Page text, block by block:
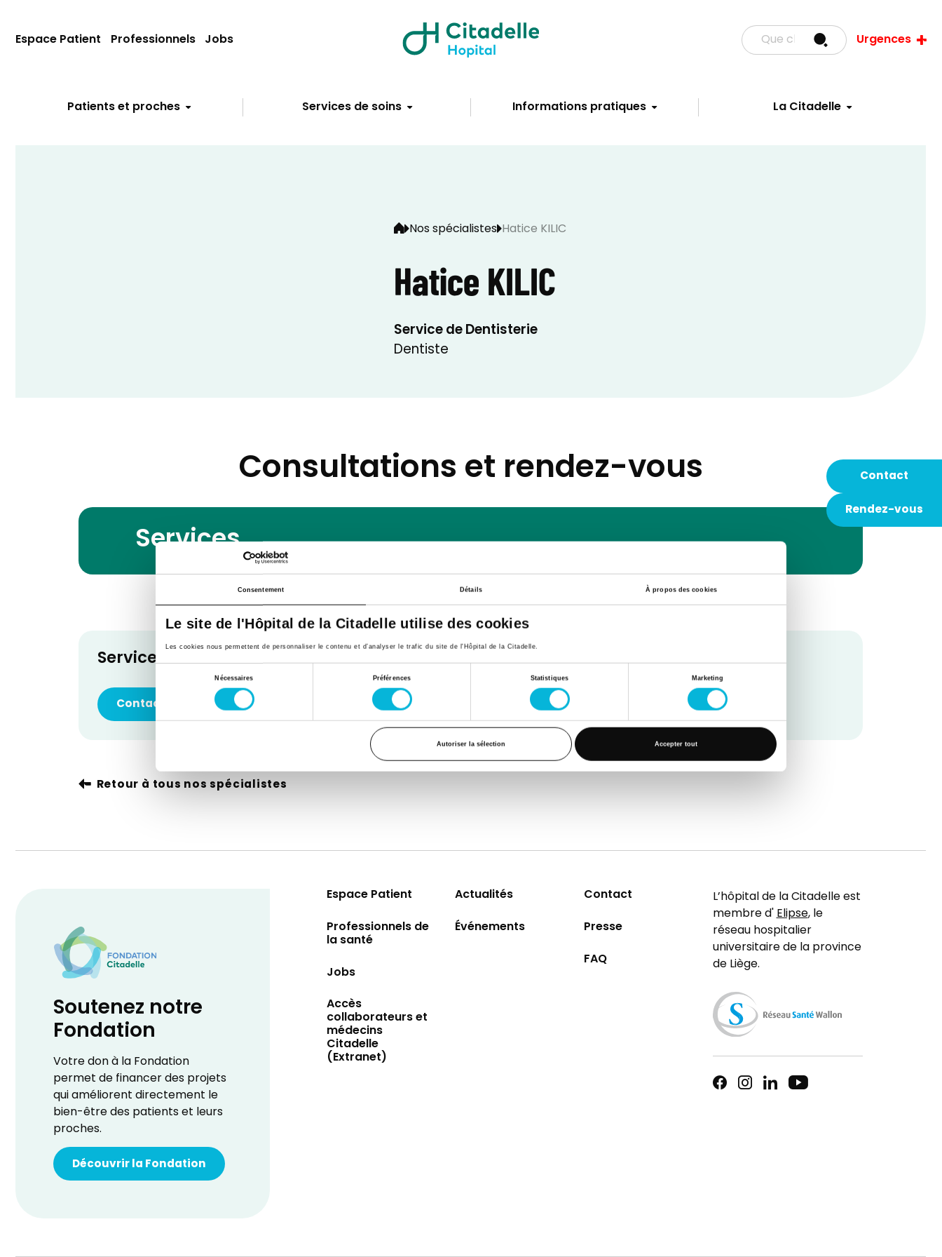
Consentement Détails À propos des cookies
Le site de l'Hôpital de la Citadelle utilise des cookies
Les cookies nous permettent de personnaliser le contenu et d’analyser le trafic du site de l'Hôpital de la Citadelle.
du
consentement
Nécessaires Préférences Statistiques Marketing
Autoriser la sélection Accepter tout
Patients et proches Services de soins Informations pratiques La Citadelle
Espace Patient Professionnels Jobs Urgences
Contact
Rendez-vous
Nos spécialistes Hatice KILIC
Hatice KILIC
Service de Dentisterie
Dentiste
Consultations et rendez-vous
Services
Service de Dentisterie
Contacter le service
Retour à tous nos spécialistes
Soutenez notre
Fondation
Votre don à la Fondation
permet de financer des projets
qui améliorent directement le
bien-être des patients et leurs
proches.
Découvrir la Fondation
Espace Patient
Professionnels de
la santé
Jobs
Accès
collaborateurs et
médecins
Citadelle
(Extranet)
Actualités
Événements
Contact
Presse
FAQ
L’hôpital de la Citadelle est
membre d'Elipse, le
réseau hospitalier
universitaire de la province
de Liège.